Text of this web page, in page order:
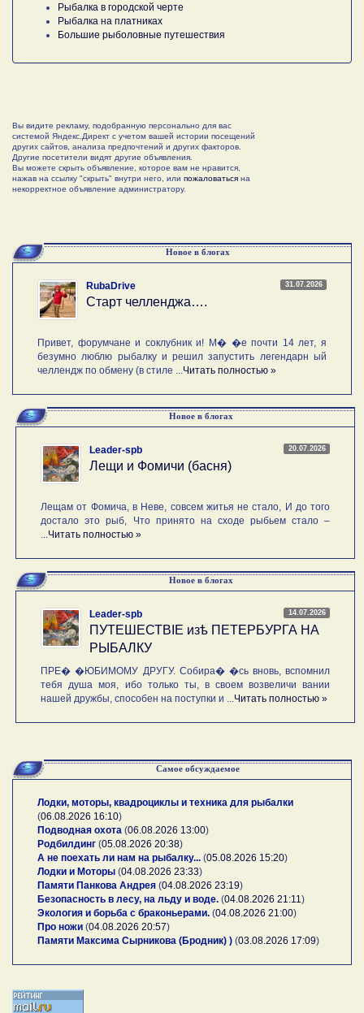
Рыбалка в городской черте
Рыбалка на платниках
Большие рыболовные путешествия
Вы видите рекламу, подобранную персонально для вас
системой Яндекс.Директ с учетом вашей истории посещений
других сайтов, анализа предпочтений и других факторов.
Другие посетители видят другие объявления.
Вы можете скрыть объявление, которое вам не нравится,
нажав на ссылку "скрыть" внутри него, или пожаловаться на
некорректное объявление администратору.
Новое в блогах
31.07.2026
RubaDrive
Старт челленджа….
Привет, форумчане и соклубник и! М� �е почти 14 лет, я
безумно люблю рыбалку и решил запустить легендарн ый
челлендж по обмену (в стиле ... Читать полностью »
Новое в блогах
20.07.2026
Leader-spb
Лещи и Фомичи (басня)
Лещам от Фомича, в Неве, совсем житья не стало, И до того
достало это рыб, Что принято на сходе рыбьем стало –
Читать полностью »
Новое в блогах
14.07.2026
Leader-spb
ПУТЕШЕСТВIE изѣ ПЕТЕРБУРГА НА
РЫБАЛКУ
ПРЕ� �ЮБИМОМУ ДРУГУ. Собира� �сь вновь, вспомнил
тебя душа моя, ибо только ты, в своем возвеличи вании
нашей дружбы, способен на поступки и ... Читать полностью »
Самое обсуждаемое
Лодки, моторы, квадроциклы и техника для рыбалки
(06.08.2026 16:10)
Подводная охота (06.08.2026 13:00)
Родбилдинг (05.08.2026 20:38)
А не поехать ли нам на рыбалку... (05.08.2026 15:20)
Лодки и Моторы (04.08.2026 23:33)
Памяти Панкова Андрея (04.08.2026 23:19)
Безопасность в лесу, на льду и воде. (04.08.2026 21:11 )
Экология и борьба с браконьерами. (04.08.2026 21:00)
Про ножи (04.08.2026 20:57)
Памяти Максима Сырникова (Бродник) ) (03.08.2026 17:09)